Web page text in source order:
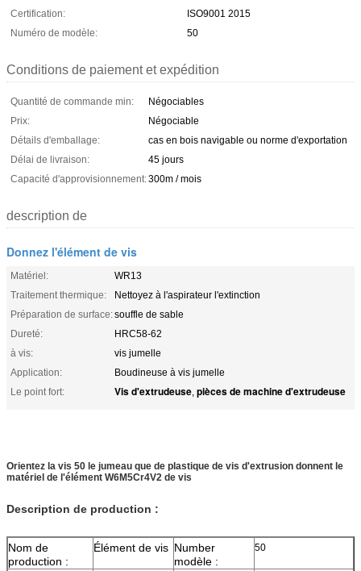
Certification:
ISO9001 2015
Numéro de modèle:
50
Conditions de paiement et expédition
Quantité de commande min:
Négociables
Prix:
Négociable
Détails d'emballage:
cas en bois navigable ou norme d'exportation
Délai de livraison:
45 jours
Capacité d'approvisionnement:300m / mois
description de
Donnez l'élément de vis
Matériel:
WR13
Traitement thermique:
Nettoyez à l'aspirateur l'extinction
Préparation de surface:souffle de sable
Dureté:
HRC58-62
à vis:
vis jumelle
Application:
Boudineuse à vis jumelle
Le point fort:
Vis d'extrudeuse, pièces de machine d'extrudeuse
Orientez la vis 50 le jumeau que de plastique de vis d'extrusion donnent le
matériel de l'élément W6M5Cr4V2 de vis
Description de production :
Nom de
production :
Élément de vis Number
modèle :
50